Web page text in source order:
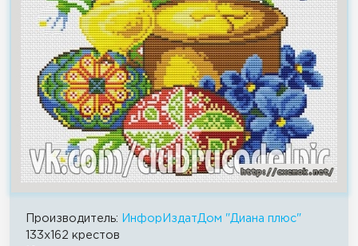
Производитель:
ИнфорИздатДом "Диана плюс"
133x162 крестов